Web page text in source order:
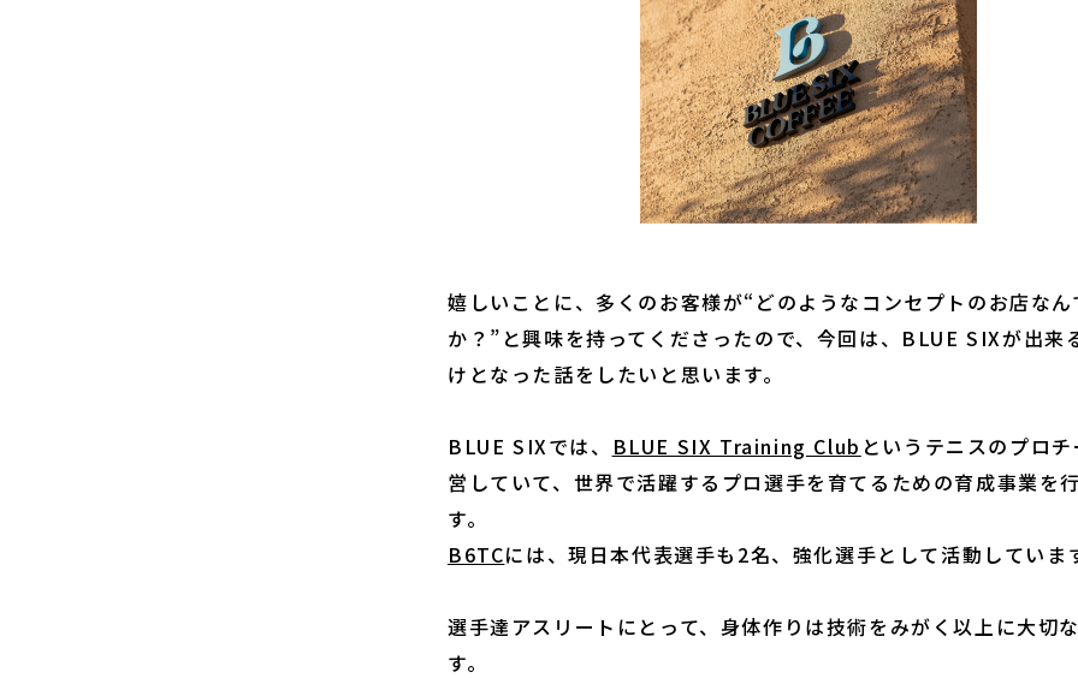
嬉しいことに、多くのお客様が“どのようなコンセプトのお店なん
か？”と興味を持ってくださったので、今回は、BLUE SIXが出来
けとなった話をしたいと思います。
BLUE SIXでは、 BLUE SIX Training Club というテニスのプロ
営していて、世界で活躍するプロ選手を育てるための育成事業を
す。
B6TCには、現日本代表選手も2名、強化選手として活動していま
選手達アスリートにとって、身体作りは技術をみがく以上に大切
す。